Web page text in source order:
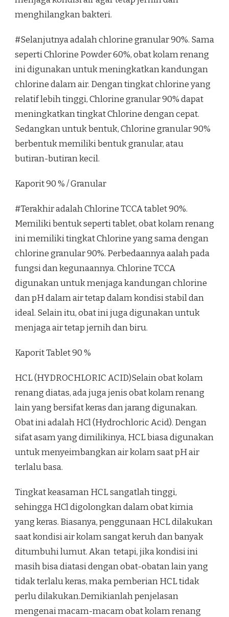
menghilangkan bakteri.
#Selanjutnya adalah chlorine granular 90%. Sama
seperti Chlorine Powder 60%, obat kolam renang
ini digunakan untuk meningkatkan kandungan
chlorine dalam air. Dengan tingkat chlorine yang
relatif lebih tinggi, Chlorine granular 90% dapat
meningkatkan tingkat Chlorine dengan cepat.
Sedangkan untuk bentuk, Chlorine granular 90%
berbentuk memiliki bentuk granular, atau
butiran-butiran kecil.
Kaporit 90 % / Granular
#Terakhir adalah Chlorine TCCA tablet 90%.
Memiliki bentuk seperti tablet, obat kolam renang
ini memiliki tingkat Chlorine yang sama dengan
chlorine granular 90%. Perbedaannya aalah pada
fungsi dan kegunaannya. Chlorine TCCA
digunakan untuk menjaga kandungan chlorine
dan pH dalam air tetap dalam kondisi stabil dan
ideal. Selain itu, obat ini juga digunakan untuk
menjaga air tetap jernih dan biru.
Kaporit Tablet 90 %
HCL (HYDROCHLORIC ACID)Selain obat kolam
renang diatas, ada juga jenis obat kolam renang
lain yang bersifat keras dan jarang digunakan.
Obat ini adalah HCl (Hydrochloric Acid). Dengan
sifat asam yang dimilikinya, HCL biasa digunakan
untuk menyeimbangkan air kolam saat pH air
terlalu basa.
Tingkat keasaman HCL sangatlah tinggi,
sehingga HCl digolongkan dalam obat kimia
yang keras. Biasanya, penggunaan HCL dilakukan
saat kondisi air kolam sangat keruh dan banyak
ditumbuhi lumut. Akan tetapi, jika kondisi ini
masih bisa diatasi dengan obat-obatan lain yang
tidak terlalu keras, maka pemberian HCL tidak
perlu dilakukan.Demikianlah penjelasan
mengenai macam-macam obat kolam renang